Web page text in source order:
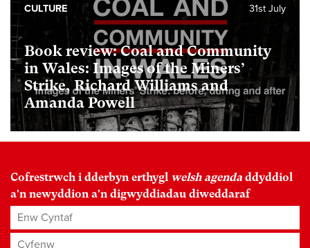
Book review: Coal and Community
in Wales: Images of the Miners’
Strike, Richard Williams and
Amanda Powell
31st July
CULTURE
Cofrestrwch i dderbyn erthygl welsh agenda ddyddiol
a'n newyddion a'n digwyddiadau diweddaraf
Enw Cyntaf
Cyfenw